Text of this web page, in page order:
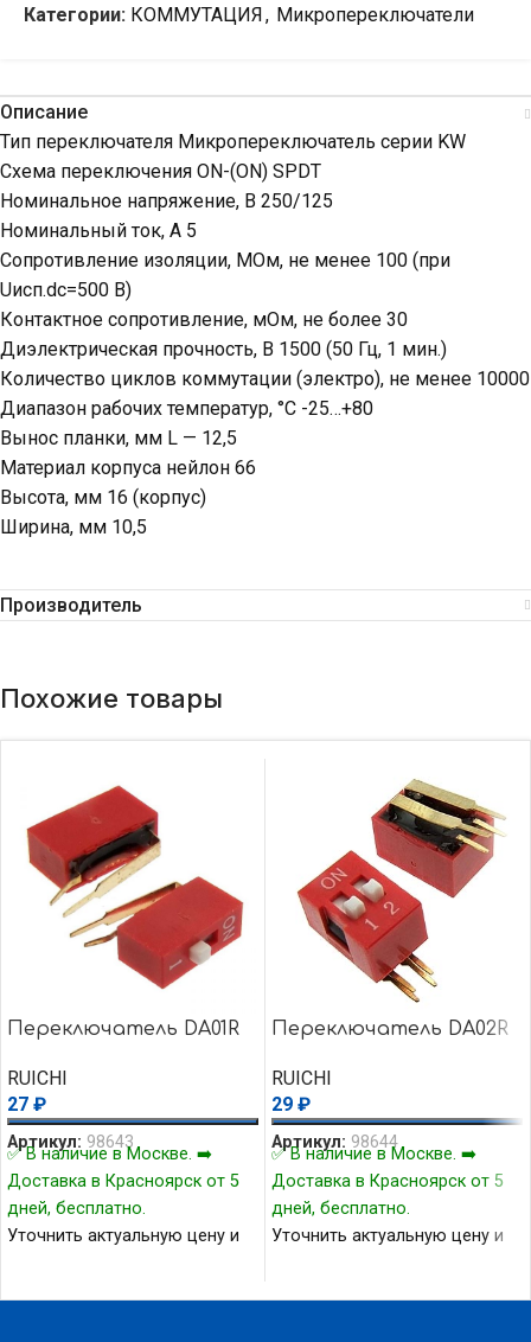
Категории: КОММУТАЦИЯ, Микропереключатели
Описание
Тип переключателя Микропереключатель серии KW
Схема переключения ON-(ON) SPDT
Номинальное напряжение, В 250/125
Номинальный ток, А 5
Сопротивление изоляции, МОм, не менее 100 (при
Uисп.dc=500 В)
Контактное сопротивление, мОм, не более 30
Диэлектрическая прочность, В 1500 (50 Гц, 1 мин.)
Количество циклов коммутации (электро), не менее 10000
Диапазон рабочих температур, °C -25…+80
Вынос планки, мм L — 12,5
Материал корпуса нейлон 66
Высота, мм 16 (корпус)
Ширина, мм 10,5
Производитель
Похожие товары
Переключатель DA01R
RUICHI
27 ₽
Артикул: 98643
✅ В наличие в Москве. ➡️
Доставка в Красноярск от 5
дней, бесплатно.
Уточнить актуальную цену и
Переключатель DA02R
RUICHI
29 ₽
Артикул: 98644
✅ В наличие в Москве. ➡️
Доставка в Красноярск от 5
дней, бесплатно.
Уточнить актуальную цену и